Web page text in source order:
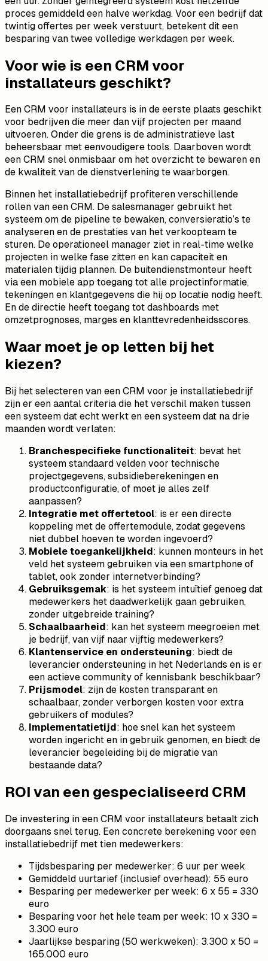
proces gemiddeld een halve werkdag. Voor een bedrijf dat
twintig offertes per week verstuurt, betekent dit een
besparing van twee volledige werkdagen per week.
Voor wie is een CRM voor
installateurs geschikt?
Een CRM voor installateurs is in de eerste plaats geschikt
voor bedrijven die meer dan vijf projecten per maand
uitvoeren. Onder die grens is de administratieve last
beheersbaar met eenvoudigere tools. Daarboven wordt
een CRM snel onmisbaar om het overzicht te bewaren en
de kwaliteit van de dienstverlening te waarborgen.
Binnen het installatiebedrijf profiteren verschillende
rollen van een CRM. De salesmanager gebruikt het
systeem om de pipeline te bewaken, conversieratio’s te
analyseren en de prestaties van het verkoopteam te
sturen. De operationeel manager ziet in real-time welke
projecten in welke fase zitten en kan capaciteit en
materialen tijdig plannen. De buitendienstmonteur heeft
via een mobiele app toegang tot alle projectinformatie,
tekeningen en klantgegevens die hij op locatie nodig heeft.
En de directie heeft toegang tot dashboards met
omzetprognoses, marges en klanttevredenheidsscores.
Waar moet je op letten bij het
kiezen?
Bij het selecteren van een CRM voor je installatiebedrijf
zijn er een aantal criteria die het verschil maken tussen
een systeem dat echt werkt en een systeem dat na drie
maanden wordt verlaten:
Branchespecifieke functionaliteit: bevat het
systeem standaard velden voor technische
projectgegevens, subsidieberekeningen en
productconfiguratie, of moet je alles zelf
aanpassen?
Integratie met offertetool: is er een directe
koppeling met de offertemodule, zodat gegevens
niet dubbel hoeven te worden ingevoerd?
Mobiele toegankelijkheid : kunnen monteurs in het
veld het systeem gebruiken via een smartphone of
tablet, ook zonder internetverbinding?
Gebruiksgemak: is het systeem intuïtief genoeg dat
medewerkers het daadwerkelijk gaan gebruiken,
zonder uitgebreide training?
Schaalbaarheid : kan het systeem meegroeien met
je bedrijf, van vijf naar vijftig medewerkers?
Klantenservice en ondersteuning: biedt de
leverancier ondersteuning in het Nederlands en is er
een actieve community of kennisbank beschikbaar?
Prijsmodel: zijn de kosten transparant en
schaalbaar, zonder verborgen kosten voor extra
gebruikers of modules?
Implementatietijd : hoe snel kan het systeem
worden ingericht en in gebruik genomen, en biedt de
leverancier begeleiding bij de migratie van
bestaande data?
ROI van een gespecialiseerd CRM
De investering in een CRM voor installateurs betaalt zich
doorgaans snel terug. Een concrete berekening voor een
installatiebedrijf met tien medewerkers:
Tijdsbesparing per medewerker: 6 uur per week
Gemiddeld uurtarief (inclusief overhead): 55 euro
Besparing per medewerker per week: 6 x 55 = 330
euro
Besparing voor het hele team per week: 10 x 330 =
3.300 euro
Jaarlijkse besparing (50 werkweken): 3.300 x 50 =
165.000 euro